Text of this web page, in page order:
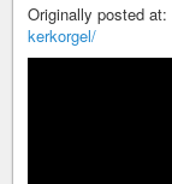
Originally posted at:
kerkorgel/